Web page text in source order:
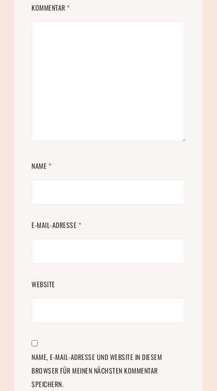
KOMMENTAR*
NAME*
E-MAIL-ADRESSE*
WEBSITE
NAME, E-MAIL-ADRESSE UND WEBSITE IN DIESEM
BROWSER FÜR MEINEN NÄCHSTEN KOMMENTAR
SPEICHERN.